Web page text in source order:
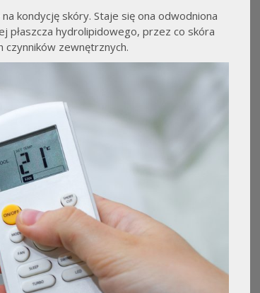
kondycję skóry. Staje się ona odwodniona
płaszcza hydrolipidowego, przez co skóra
czynników zewnętrznych.